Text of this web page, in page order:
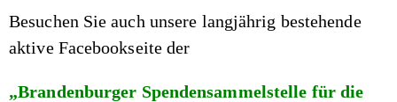
Besuchen Sie auch unsere langjährig bestehende
aktive Facebookseite der
„Brandenburger Spendensammelstelle für die